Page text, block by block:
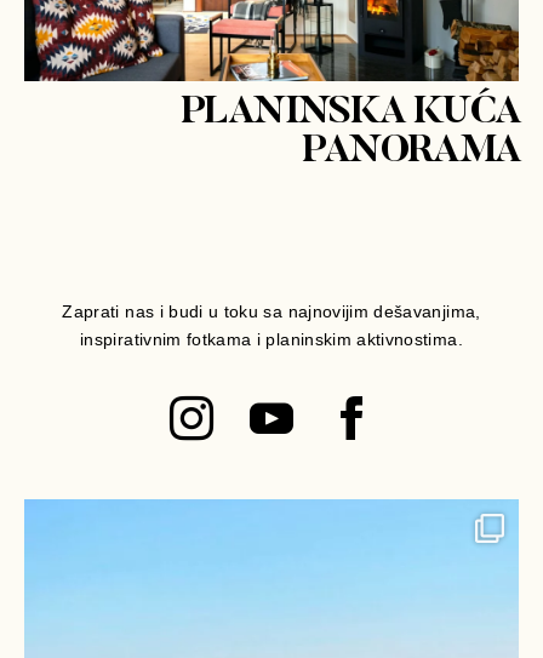
PLANINSKA KUĆA
PANORAMA
Zaprati nas i budi u toku sa najnovijim dešavanjima,
inspirativnim fotkama i planinskim aktivnostima.